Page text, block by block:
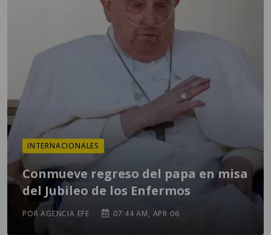
INTERNACIONALES
Conmueve regreso del papa en misa
del Jubileo de los Enfermos
POR AGENCIA EFE 07:44 AM, APR 06